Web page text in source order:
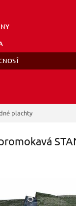
plachty